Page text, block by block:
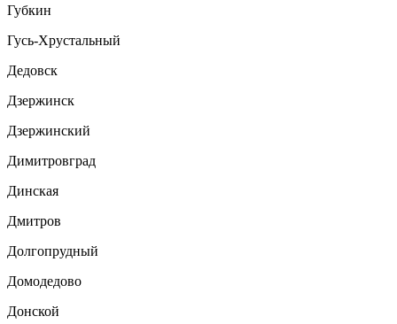
Губкин
Гусь-Хрустальный
Дедовск
Дзержинск
Дзержинский
Димитровград
Динская
Дмитров
Долгопрудный
Домодедово
Донской